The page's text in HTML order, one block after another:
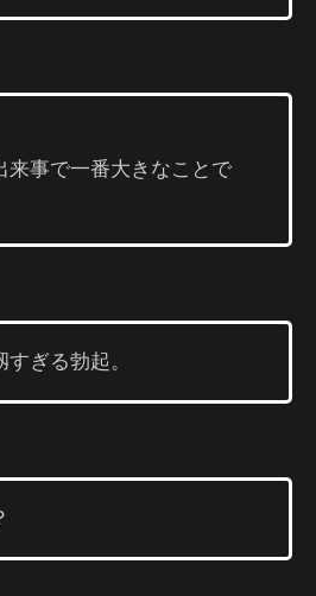
来事で一番大きなことで
ぎる勃起。